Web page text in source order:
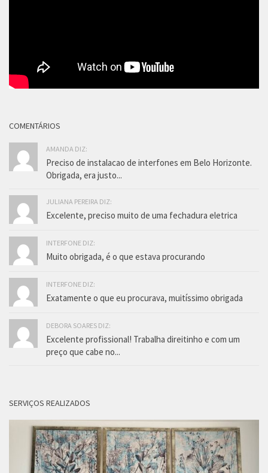
COMENTÁRIOS
AMANDA DIZ:
Preciso de instalacao de interfones em Belo Horizonte.
Obrigada, era justo...
JULIANA PEREIRA DIZ:
Excelente, preciso muito de uma fechadura eletrica
INTERFONE DIZ:
Muito obrigada, é o que estava procurando
INTERFONE DIZ:
Exatamente o que eu procurava, muitíssimo obrigada
DEBORA SOARES DIZ:
Excelente profissional! Trabalha direitinho e com um
preço que cabe no...
SERVIÇOS REALIZADOS